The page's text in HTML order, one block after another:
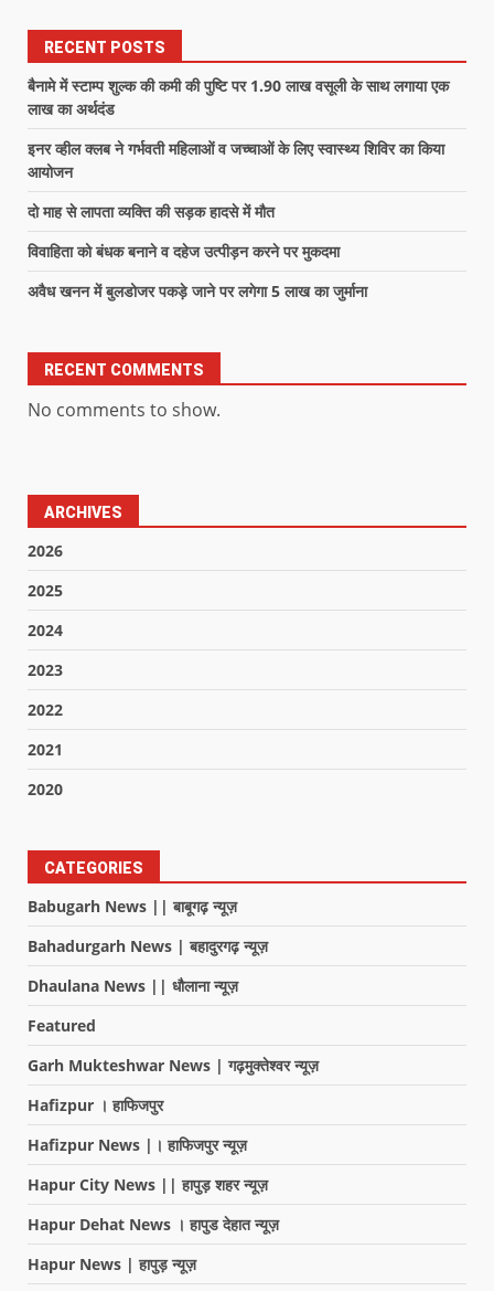
RECENT POSTS
बैनामे में स्टाम्प शुल्क की कमी की पुष्टि पर 1.90 लाख वसूली के साथ लगाया एक
लाख का अर्थदंड
इनर व्हील क्लब ने गर्भवती महिलाओं व जच्चाओं के लिए स्वास्थ्य शिविर का किया
आयोजन
दो माह से लापता व्यक्ति की सड़क हादसे में मौत
विवाहिता को बंधक बनाने व दहेज उत्पीड़न करने पर मुकदमा
अवैध खनन में बुलडोजर पकड़े जाने पर लगेगा 5 लाख का जुर्माना
RECENT COMMENTS
No comments to show.
ARCHIVES
2026
2025
2024
2023
2022
2021
2020
CATEGORIES
Babugarh News || बाबूगढ़ न्यूज़
Bahadurgarh News | बहादुरगढ़ न्यूज़
Dhaulana News || धौलाना न्यूज़
Featured
Garh Mukteshwar News | गढ़मुक्तेश्वर न्यूज़
Hafizpur । हाफिजपुर
Hafizpur News |। हाफिजपुर न्यूज़
Hapur City News || हापुड़ शहर न्यूज़
Hapur Dehat News । हापुड देहात न्यूज़
Hapur News | हापुड़ न्यूज़